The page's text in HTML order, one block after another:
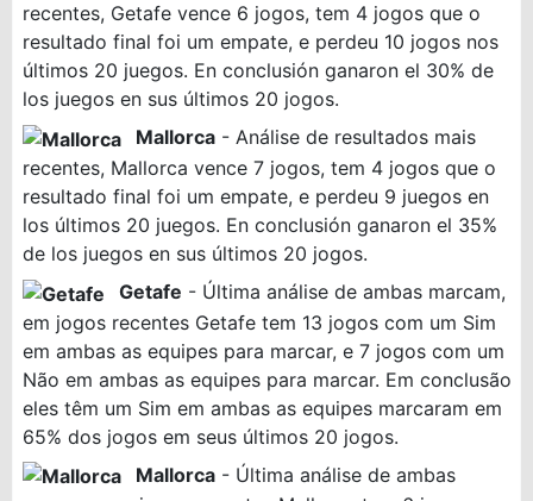
recentes, Getafe vence 6 jogos, tem 4 jogos que o
resultado final foi um empate, e perdeu 10 jogos nos
últimos 20 juegos. En conclusión ganaron el 30% de
los juegos en sus últimos 20 jogos.
Mallorca - Análise de resultados mais
recentes, Mallorca vence 7 jogos, tem 4 jogos que o
resultado final foi um empate, e perdeu 9 juegos en
los últimos 20 juegos. En conclusión ganaron el 35%
de los juegos en sus últimos 20 jogos.
Getafe - Última análise de ambas marcam,
em jogos recentes Getafe tem 13 jogos com um Sim
em ambas as equipes para marcar, e 7 jogos com um
Não em ambas as equipes para marcar. Em conclusão
eles têm um Sim em ambas as equipes marcaram em
65% dos jogos em seus últimos 20 jogos.
Mallorca - Última análise de ambas